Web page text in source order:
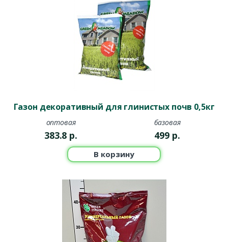
Газон декоративный для глинистых почв 0,5кг
оптовая
383.8 р.
базовая
499 р.
В корзину